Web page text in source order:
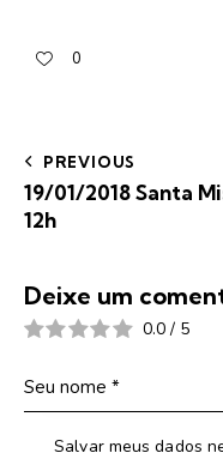
0
PREVIOUS
19/01/2018 Santa
12h
Deixe um
0.0 / 5
Salvar meus dados